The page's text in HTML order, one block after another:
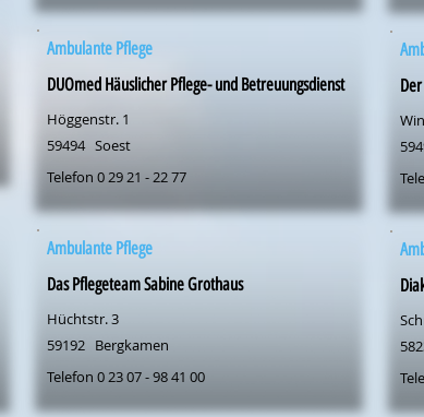
Ambulante Pflege
DUOmed Häuslicher Pflege- und Betreuungsdienst
Höggenstr. 1
59494 Soest
Telefon 0 29 21 - 22 77
Ambulante Pflege
Das Pflegeteam Sabine Grothaus
Hüchtstr. 3
59192 Bergkamen
Telefon 0 23 07 - 98 41 00